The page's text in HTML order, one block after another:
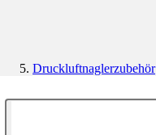
Druckluftnaglerzubehör